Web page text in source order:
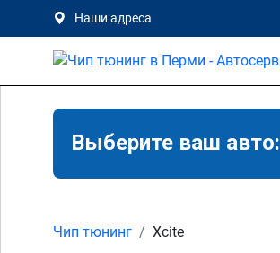
Наши адреса
Выберите ваш авто:
Чип тюнинг Xcite